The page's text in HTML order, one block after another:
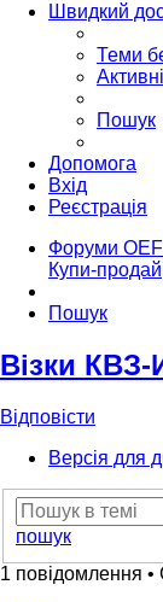
Швидкий
Теми
Пошук
Допомога
Вхід
Реєстрація
Форуми OEF
Купи-продай
Пошук
Візки КВЗ-
Відповісти
Версія для
пошук
1 повідомлення •